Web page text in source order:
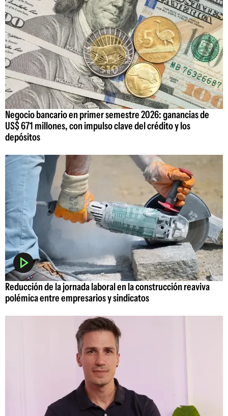
Negocio bancario en primer semestre 2026: ganancias de
US$ 671 millones, con impulso clave del crédito y los
depósitos
Reducción de la jornada laboral en la construcción reaviva
polémica entre empresarios y sindicatos